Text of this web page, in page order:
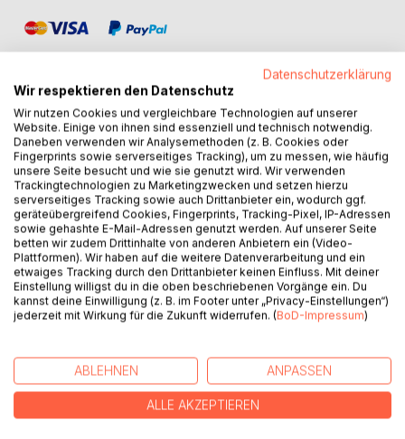
BESCHREIBUNG
Die niederländische Autorin Ada Rosman-Kleinjan hat
zusammen mit ihrem Mann mehrmals das südliche Afrika
bereist. In diesem Buch werden zwei Reisen beschrieben,
in deren Mittelpunkt Namibia steht. Ausgangspunkt der
Reisen war Kapstadt in Südafrika.
Im ersten Teil warten Ada und Jan Rosman immer wieder
vor Elefanten, die die Straße überqueren. Sie bewundern
wird auf den schönen Campingplätzen in Etosha und in der
Nähe der urtümlichen Köcherbäume bei Keetmanshoop.
Die Reise führt bis nach Opuwo, der afrikanischsten Stadt
Datenschutzerklärung
Wir respektieren den Datenschutz
Wir nutzen Cookies und vergleichbare Technologien auf unserer
Website. Einige von ihnen sind essenziell und technisch notwendig.
Daneben verwenden wir Analysemethoden (z. B. Cookies oder
Fingerprints sowie serverseitiges Tracking), um zu messen, wie häufig
unsere Seite besucht und wie sie genutzt wird. Wir verwenden
Trackingtechnologien zu Marketingzwecken und setzen hierzu
serverseitiges Tracking sowie auch Drittanbieter ein, wodurch ggf.
geräteübergreifend Cookies, Fingerprints, Tracking-Pixel, IP-Adressen
sowie gehashte E-Mail-Adressen genutzt werden. Auf unserer Seite
betten wir zudem Drittinhalte von anderen Anbietern ein (Video-
Plattformen). Wir haben auf die weitere Datenverarbeitung und ein
etwaiges Tracking durch den Drittanbieter keinen Einfluss. Mit deiner
Einstellung willigst du in die oben beschriebenen Vorgänge ein. Du
kannst deine Einwilligung (z. B. im Footer unter „Privacy-Einstellungen“)
jederzeit mit Wirkung für die Zukunft widerrufen. (BoD-Impressum)
ABLEHNEN ANPASSEN
ALLE AKZEPTIEREN